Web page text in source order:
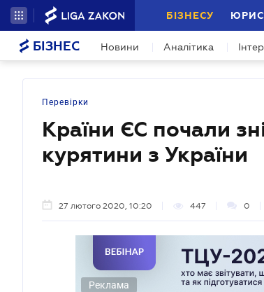
БІЗНЕСУ
БІЗНЕС Новини Аналітика
Перевірки
Країни ЄС почали
курятини з України
27 лютого 2020, 10:20 447 0
Реклама